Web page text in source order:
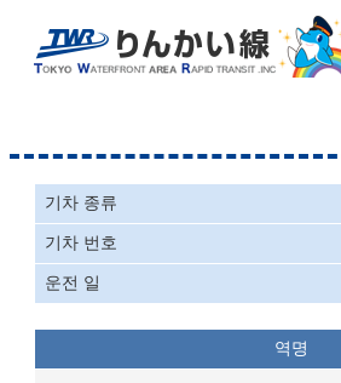
기차 종류
기차 번호
운전 일
역명